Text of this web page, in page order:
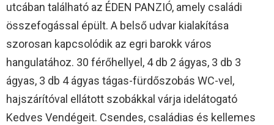
utcában található az ÉDEN PANZIÓ, amely családi
összefogással épült. A belső udvar kialakítása
szorosan kapcsolódik az egri barokk város
hangulatához. 30 férőhellyel, 4 db 2 ágyas, 3 db 3
ágyas, 3 db 4 ágyas tágas-fürdőszobás WC-vel,
hajszárítóval ellátott szobákkal várja idelátogató
Kedves Vendégeit. Csendes, családias és kellemes